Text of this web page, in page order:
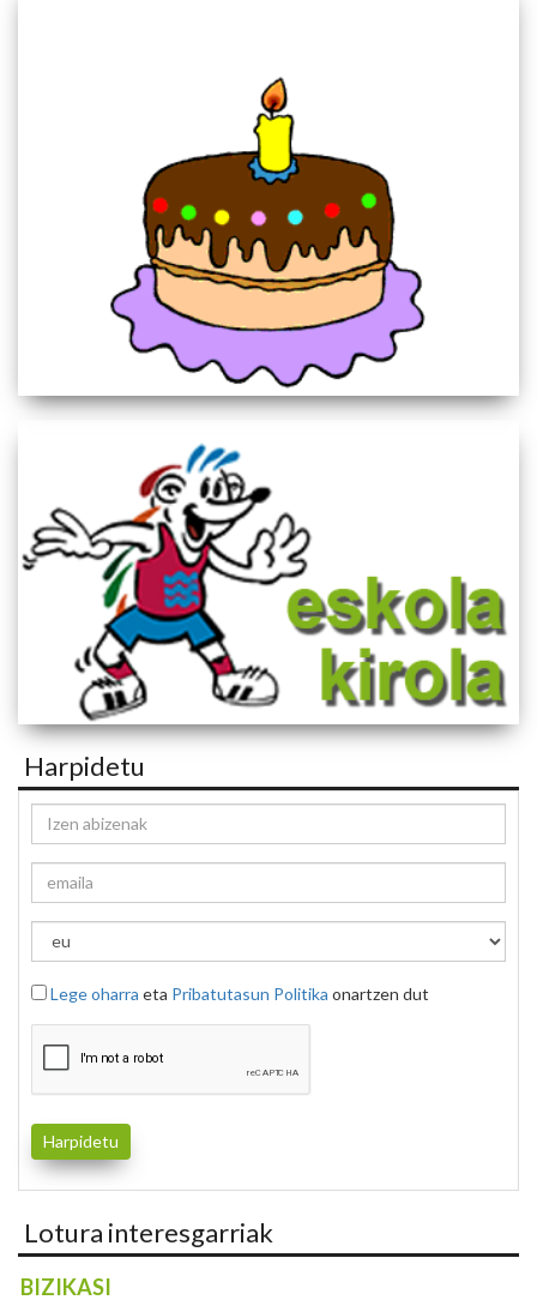
Harpidetu
Lege oharra eta Pribatutasun Politika onartzen dut
Lotura interesgarriak
BIZIKASI